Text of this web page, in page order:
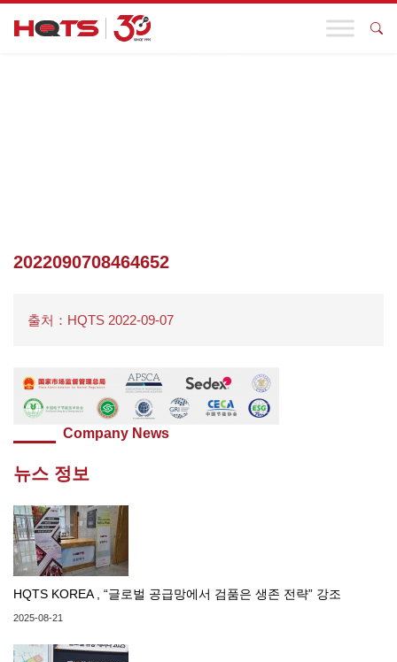
2022090708464652
출처：HQTS 2022-09-07
Company News
뉴스 정보
HQTS KOREA , “글로벌 공급망에서 검품은 생존 전략” 강조
2025-08-21